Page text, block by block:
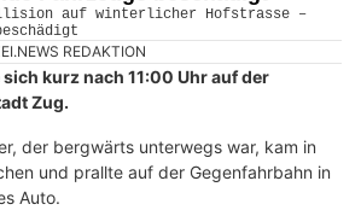
REDAKTION
kurz nach 11:00 Uhr auf der
Zug.
der bergwärts unterwegs war, kam in
und prallte auf der Gegenfahrbahn in
Auto.